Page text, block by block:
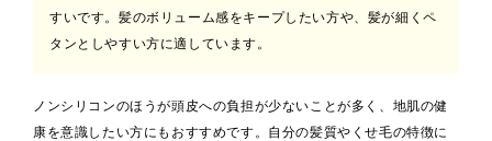
すいです。髪のボリューム感をキープしたい方や、髪が細くペ
タンとしやすい方に適しています。
ノンシリコンのほうが頭皮への負担が少ないことが多く、地肌の健
康を意識したい方にもおすすめです。自分の髪質やくせ毛の特徴に